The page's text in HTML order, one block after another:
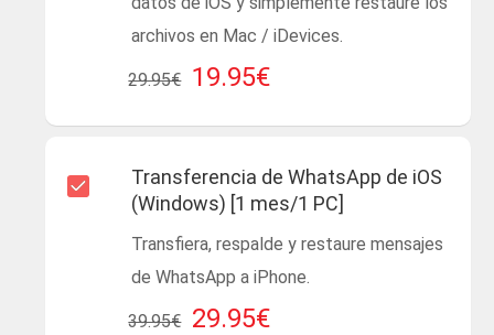
archivos en Mac / iDevices.
19.95€
29.95€
Transferencia de WhatsApp de iOS
(Windows) [1 mes/1 PC]
Transfiera, respalde y restaure mensajes
de WhatsApp a iPhone.
29.95€
39.95€